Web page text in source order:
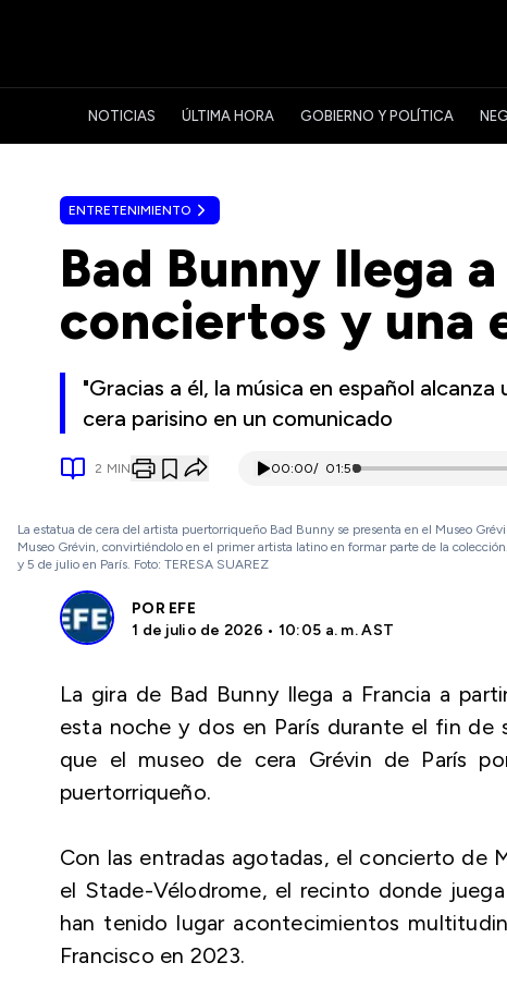
NOTICIAS ÚLTIMA HORA GOBIERNO Y POLÍTICA
ENTRETENIMIENTO
Bad Bunny llega
conciertos y una
"Gracias a él, la música en español
cera parisino en un comunicado
2 MIN 00:00/ 01:51
La estatua de cera del artista puertorriqueño Bad Bunny se presenta en el Museo
Museo Grévin, convirtiéndolo en el primer artista latino en formar parte de la
y 5 de julio en París. Foto: TERESA SUAREZ
POR EFE
1 de julio de 2026 • 10:05 a. m. AST
La gira de Bad Bunny llega a Francia a
esta noche y dos en París durante el fin de
que el museo de cera Grévin de París
puertorriqueño.
Con las entradas agotadas, el concierto de
el Stade-Vélodrome, el recinto donde
han tenido lugar acontecimientos
Francisco en 2023.